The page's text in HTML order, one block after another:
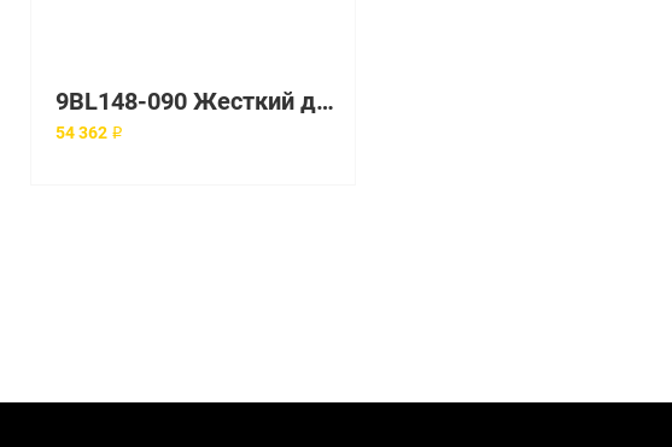
9BL148-090 Жесткий диск EMC 750 Гб 3.5" 7200 об/мин
54 362 ₽